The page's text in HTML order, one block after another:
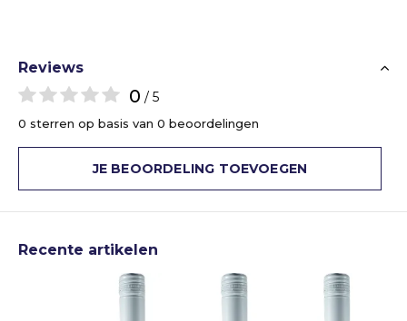
Reviews
0 / 5
0 sterren op basis van 0 beoordelingen
JE BEOORDELING TOEVOEGEN
Recente artikelen